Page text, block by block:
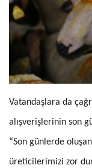
Vatandaşlara da
alışverişlerinin son
“Son günlerde
üreticilerimizi zor